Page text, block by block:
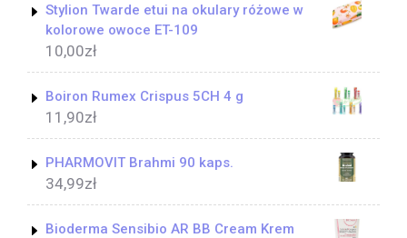
Stylion Twarde etui na okulary różowe w
kolorowe owoce ET-109
10,00zł
Boiron Rumex Crispus 5CH 4 g
11,90zł
PHARMOVIT Brahmi 90 kaps.
34,99zł
Bioderma Sensibio AR BB Cream Krem